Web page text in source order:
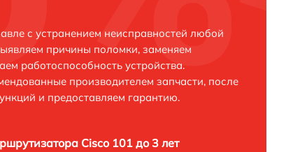
с устранением неисправностей любой
причины поломки, заменяем
работоспособность устройства.
производителем запчасти, после
и предоставляем гарантию.
Cisco 101 до 3 лет